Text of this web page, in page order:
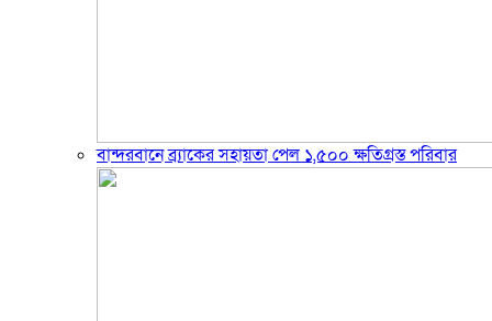
বান্দরবানে ব্র্যাকের সহায়তা পেল ১,৫০০ ক্ষতিগ্রস্ত পরিবার